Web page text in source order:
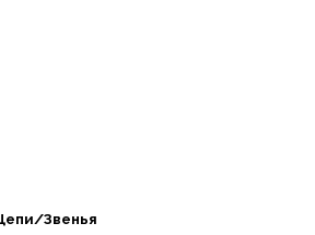
Звенья